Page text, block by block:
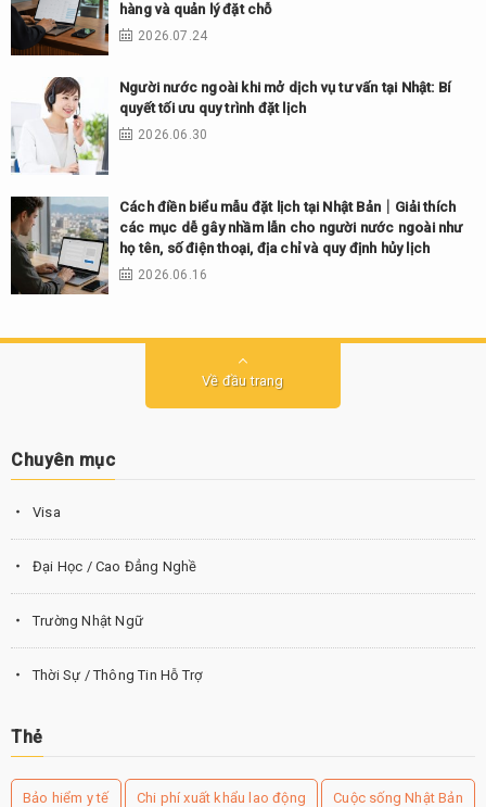
hàng và quản lý đặt chỗ
2026.07.24
Người nước ngoài khi mở dịch vụ tư vấn tại Nhật: Bí
quyết tối ưu quy trình đặt lịch
2026.06.30
Cách điền biểu mẫu đặt lịch tại Nhật Bản｜Giải thích
các mục dễ gây nhầm lẫn cho người nước ngoài như
họ tên, số điện thoại, địa chỉ và quy định hủy lịch
2026.06.16
Về đầu trang
Chuyên mục
Visa
Đại Học / Cao Đẳng Nghề
Trường Nhật Ngữ
Thời Sự / Thông Tin Hỗ Trợ
Thẻ
Bảo hiểm y tế Chi phí xuất khẩu lao động Cuộc sống Nhật Bản